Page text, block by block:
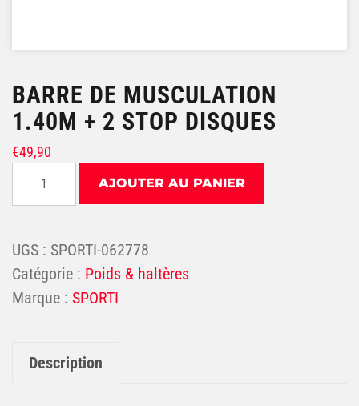
BARRE DE MUSCULATION
1.40M + 2 STOP DISQUES
€49,90
quantité de Barre de musculation 1.40m + 2 stop
AJOUTER AU PANIER
UGS : SPORTI-062778
Catégorie : Poids & haltères
SPORTI
Description